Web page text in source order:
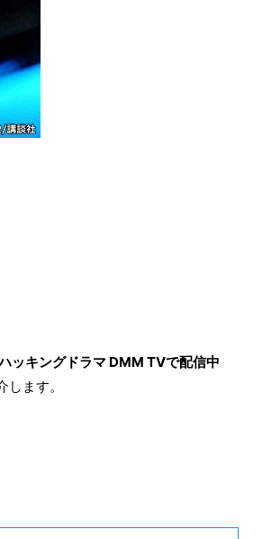
ッキングドラマ DMM TVで配信中
ます。